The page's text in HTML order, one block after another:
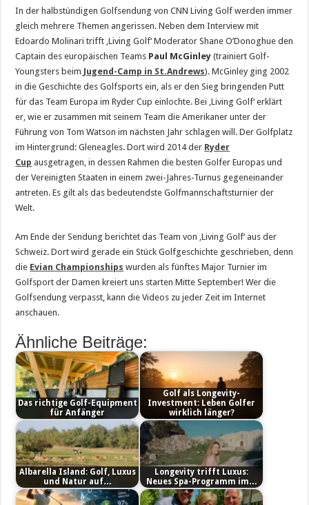
In der halbstündigen Golfsendung von CNN Living Golf werden immer
gleich mehrere Themen angerissen. Neben dem Interview mit
Edoardo Molinari trifft ‚Living Golf‘ Moderator Shane O’Donoghue den
Captain des europäischen Teams Paul McGinley (trainiert Golf-
Youngsters beim Jugend-Camp in St.Andrews). McGinley ging 2002
in die Geschichte des Golfsports ein, als er den Sieg bringenden Putt
für das Team Europa im Ryder Cup einlochte. Bei ‚Living Golf‘ erklärt
er, wie er zusammen mit seinem Team die Amerikaner unter der
Führung von Tom Watson im nächsten Jahr schlagen will. Der Golfplatz
im Hintergrund: Gleneagles. Dort wird 2014 der Ryder
Cup ausgetragen, in dessen Rahmen die besten Golfer Europas und
der Vereinigten Staaten in einem zwei-Jahres-Turnus gegeneinander
antreten. Es gilt als das bedeutendste Golfmannschaftsturnier der
Welt.
Am Ende der Sendung berichtet das Team von ‚Living Golf‘ aus der
Schweiz. Dort wird gerade ein Stück Golfgeschichte geschrieben, denn
die Evian Championships wurden als fünftes Major Turnier im
Golfsport der Damen kreiert uns starten Mitte September! Wer die
Golfsendung verpasst, kann die Videos zu jeder Zeit im Internet
anschauen.
Ähnliche Beiträge:
Das richtige Golf-Equipment
für Anfänger
Golf als Longevity-
Investment: Leben Golfer
wirklich länger?
Albarella Island: Golf, Luxus
und Natur auf…
Longevity trifft Luxus:
Neues Spa-Programm im…